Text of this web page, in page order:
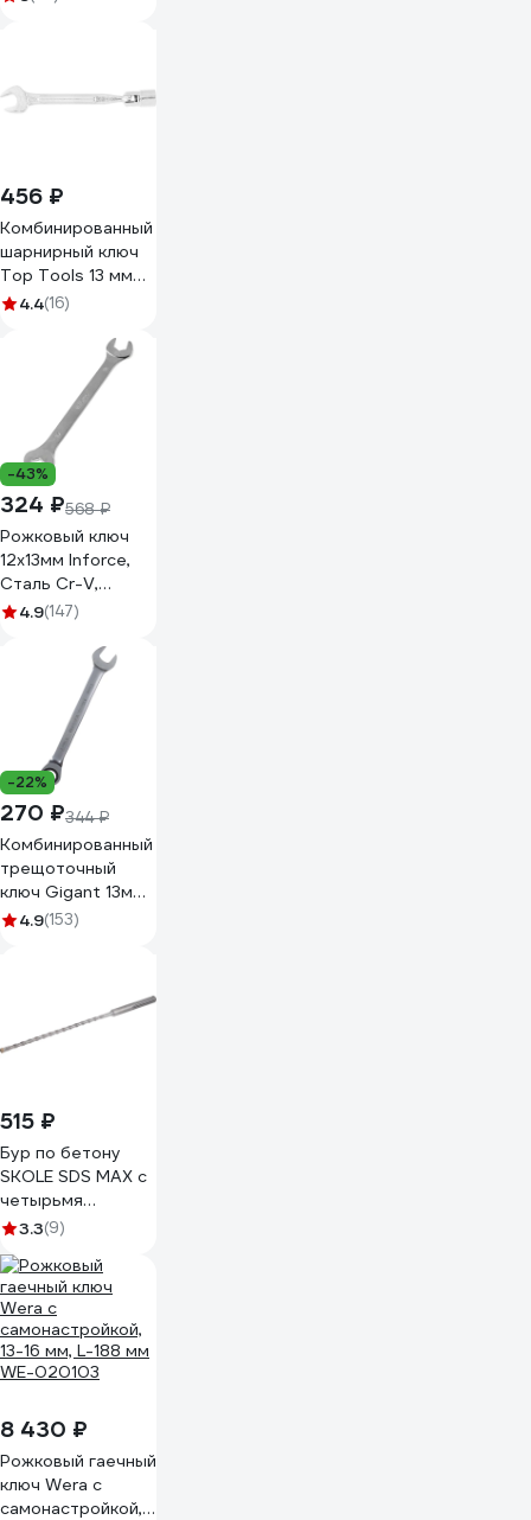
456 ₽
Комбинированный
шарнирный ключ
Top Tools 13 мм
35D242
4.4(16)
-43%
324 ₽568 ₽
Рожковый ключ
12x13мм Inforce,
Сталь Cr-V,
профессиональный,
4.9(147)
-22%
270 ₽344 ₽
Комбинированный
трещоточный
ключ Gigant 13мм,
сталь Cr-V, 72
4.9(153)
515 ₽
Бур по бетону
SKOLE SDS MAX с
четырьмя
режущими
B3 100400
3.3(9)
8 430 ₽
Рожковый гаечный
ключ Wera с
самонастройкой,